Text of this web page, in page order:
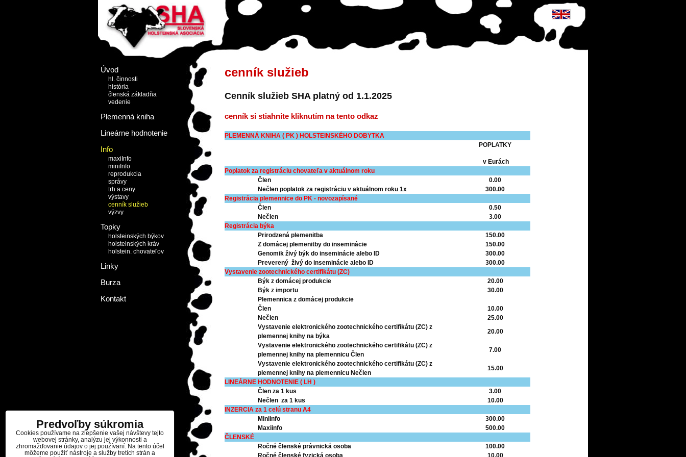
Úvod
hl. činnosti
história
členská základňa
vedenie
Plemenná kniha
Lineárne hodnotenie
Info
maxiInfo
miniInfo
reprodukcia
správy
trh a ceny
výstavy
cenník služieb
výzvy
Topky
holsteinských býkov
holsteinských kráv
holstein. chovateľov
Linky
Burza
Kontakt
cenník služieb
Cenník služieb SHA platný od 1.1.2025
cenník si stiahnite kliknutím na tento odkaz
PLEMENNÁ KNIHA ( PK ) HOLSTEINSKÉHO DOBYTKA
POPLATKY
v Eurách
Poplatok za registráciu chovateľa v aktuálnom roku
Člen
0.00
Nečlen poplatok za registráciu v aktuálnom roku 1x
300.00
Registrácia plemennice do PK - novozapísané
Člen
0.50
Nečlen
3.00
Registrácia býka
Prirodzená plemenitba
150.00
Z domácej plemenitby do inseminácie
150.00
Genomik živý býk do inseminácie alebo ID
300.00
Preverený živý do inseminácie alebo ID
300.00
Vystavenie zootechnického certifikátu (ZC)
Býk z domácej produkcie
20.00
Býk z importu
30.00
Plemennica z domácej produkcie
Člen
10.00
Nečlen
25.00
Vystavenie elektronického zootechnického certifikátu (ZC) z
plemennej knihy na býka
20.00
Vystavenie elektronického zootechnického certifikátu (ZC) z
plemennej knihy na plemennicu Člen
7.00
Vystavenie elektronického zootechnického certifikátu (ZC) z
plemennej knihy na plemennicu Nečlen
15.00
LINEÁRNE HODNOTENIE ( LH )
Člen za 1 kus
3.00
Nečlen za 1 kus
10.00
INZERCIA za 1 celú stranu A4
Miniinfo
300.00
Maxiinfo
500.00
ČLENSKÉ
Ročné členské právnická osoba
100.00
Ročné členské fyzická osoba
10.00
Predvoľby súkromia
Cookies používame na zlepšenie vašej návštevy tejto
webovej stránky, analýzu jej výkonnosti a
zhromažďovanie údajov o jej používaní. Na tento účel
môžeme použiť nástroje a služby tretích strán a